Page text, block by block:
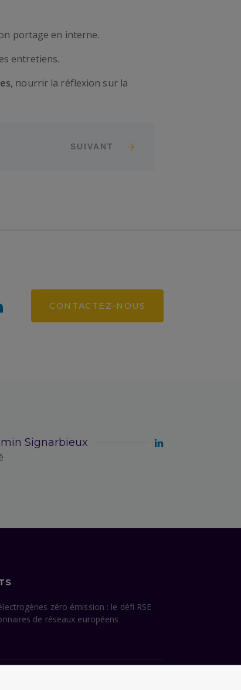
portage en interne.
entretiens.
, nourrir la réflexion sur la
SUIVANT
CONTACTEZ-NOUS
Signarbieux
zéro émission : le défi RSE
de réseaux européens